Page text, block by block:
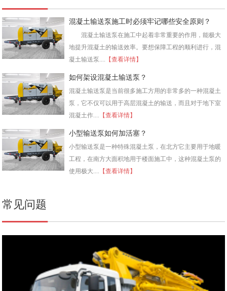
混凝土输送泵施工时必须牢记哪些安全原则？
混凝土输送泵在施工中起着非常重要的作用，能极大
地提升混凝土的输送效率。要想保障工程的顺利进行，混
凝土输送泵.... 【查看详情】
如何架设混凝土输送泵？
混凝土输送泵是当前很多施工方用的非常多的一种混凝土
泵，它不仅可以用于高层混凝土的输送，而且对于地下室
混凝土作.... 【查看详情】
小型输送泵如何加活塞？
小型输送泵是一种特殊混凝土泵，在北方它主要用于地暖
工程，在南方大面积地用于楼面施工中，这种混凝土泵的
使用极大.... 【查看详情】
常见问题